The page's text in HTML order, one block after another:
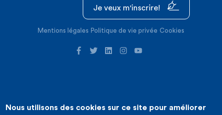
Je veux m'inscrire!
Mentions légales Politique de vie privée Cookies
©2026 ICHEC |Création de site internet : Expansion
Nous utilisons des cookies sur ce site pour améliorer